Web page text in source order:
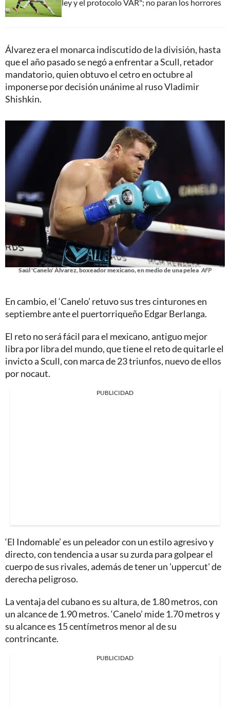
ley y el protocolo VAR"; no paran los horrores
Álvarez era el monarca indiscutido de la división, hasta
que el año pasado se negó a enfrentar a Scull, retador
mandatorio, quien obtuvo el cetro en octubre al
imponerse por decisión unánime al ruso Vladimir
Shishkin.
Saúl 'Canelo' Álvarez, boxeador mexicano, en medio de una pelea AFP
En cambio, el ‘Canelo’ retuvo sus tres cinturones en
septiembre ante el puertorriqueño Edgar Berlanga.
El reto no será fácil para el mexicano, antiguo mejor
libra por libra del mundo, que tiene el reto de quitarle el
invicto a Scull, con marca de 23 triunfos, nuevo de ellos
por nocaut.
PUBLICIDAD
‘El Indomable’ es un peleador con un estilo agresivo y
directo, con tendencia a usar su zurda para golpear el
cuerpo de sus rivales, además de tener un 'uppercut' de
derecha peligroso.
La ventaja del cubano es su altura, de 1.80 metros, con
un alcance de 1.90 metros. ‘Canelo’ mide 1.70 metros y
su alcance es 15 centímetros menor al de su
contrincante.
PUBLICIDAD